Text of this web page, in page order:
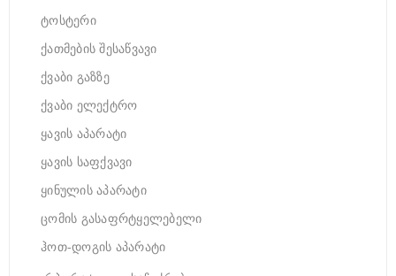
ტოსტერი
ქათმების შესაწვავი
ქვაბი გაზზე
ქვაბი ელექტრო
ყავის აპარატი
ყავის საფქვავი
ყინულის აპარატი
ცომის გასაფრტყელებელი
ჰოთ-დოგის აპარატი